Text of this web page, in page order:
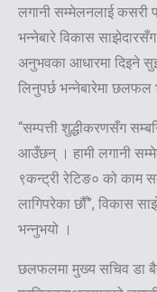
लगानी सम्मेलनलाई कसरी
भन्नेबारे विकास
अनुभवका आधारमा दिइने
लिनुपर्छ भन्नेबारेमा
“सम्पत्ती शुद्धीकरणसँग
आउँछन् । हामी लगानी
९कन्ट्री रेटिङ० को काम
लागिपरेका छौँ”, विकास
भन्नुभयो ।
छलफलमा मुख्य सचिव डा